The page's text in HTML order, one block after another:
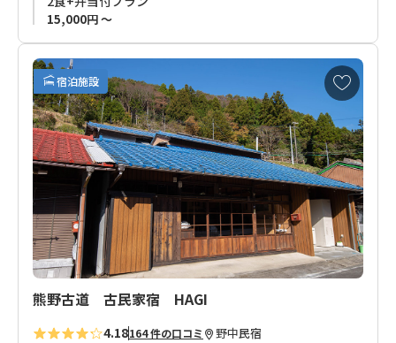
『Guest house MUI』の名は、「無為自然（むいしぜん）」とい
いう意味です。
日頃の慌しい生活から開放されたひとときを、自然に囲まれた
静かな環境の中、あるがままに、自然に、お過ごし下さい。
◆アーリーチェックインについて◆
通常のチェックイン時刻より早い時間（13:00～15：00）にチェ
ックインをご希望の場合は、1室につき別途1,000円を宿泊施設
現地にてお支払いください。
ご希望の方は、お申込み画面備考欄にその旨をご記載くださ
い。
15,000円 ～
宿泊施設
お
気
に
入
り
に
追
加
熊野古道 古民家宿 HAGI
4.18164 件の口コミ 野中民宿